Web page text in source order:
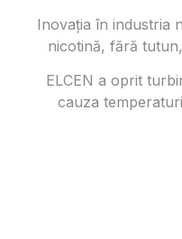
Inovația în industria
nicotină, fără
ELCEN a oprit
cauza